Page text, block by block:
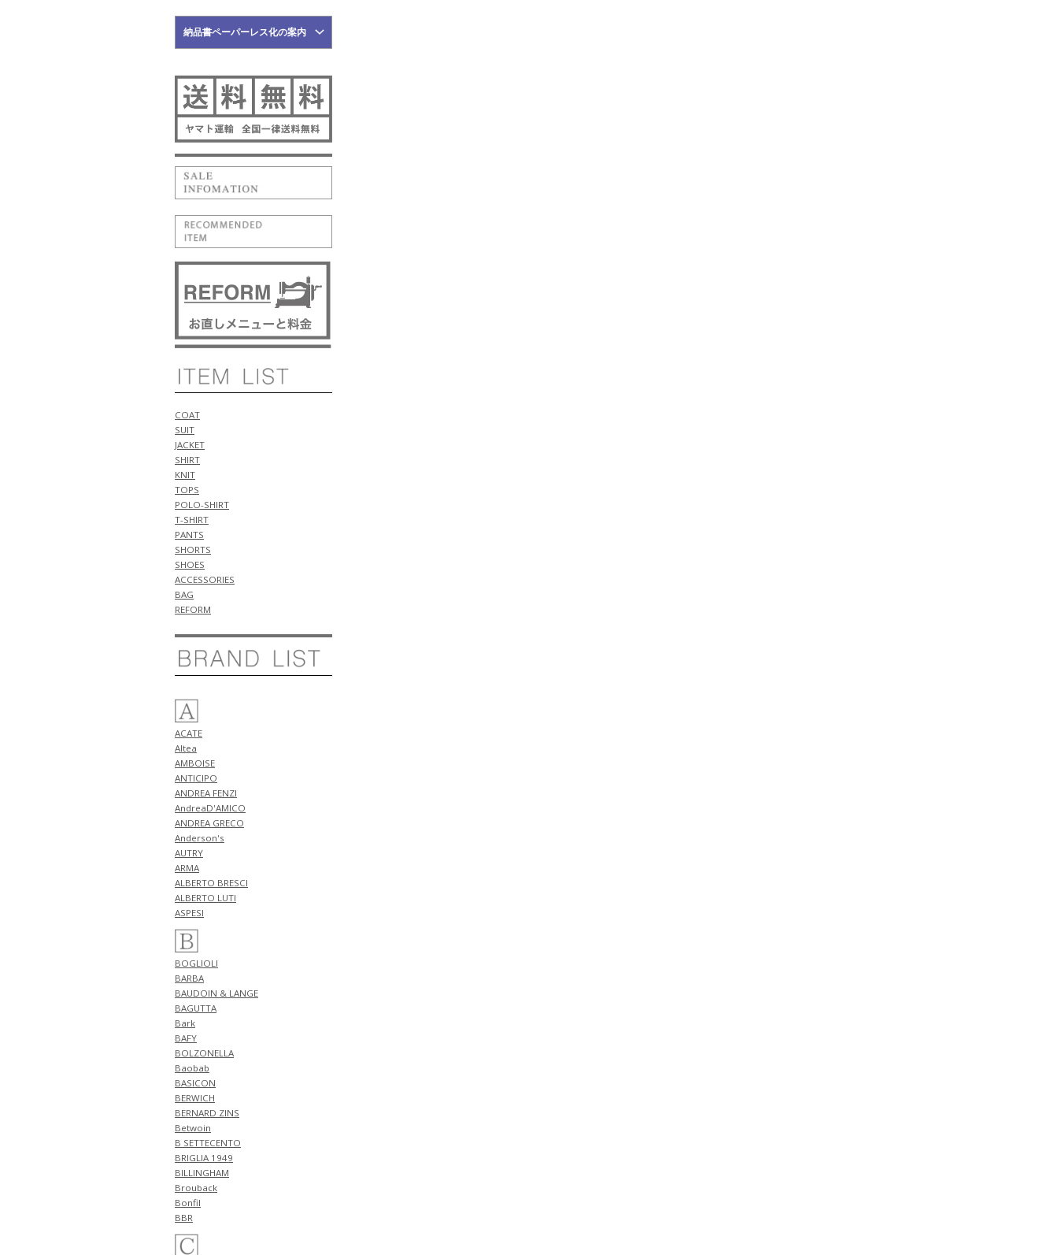
5月15日
NEW ARRIVALS 2026 "BRIGLIA
1949" 新作 アイテム 計1型 入荷!!
1型 入荷!!
5月14日
NEW ARRIVALS 2026 "PT
TORINO" 新作 アイテム 計2型 入
荷!!
NEW ARRIVALS 2026 "BERWICH"
新作 アイテム 計1型 入荷!!
5月11日
新作 アイテム 計1型 入荷!!
NEW ARRIVALS 2026 "luccicare
ORIGINAL" 新作 アイテム 計1型
入荷!!
NEW ARRIVALS 2026 "ALBERTO
BRESCI" 新作 アイテム 計2型 入
5月10日
NEW ARRIVALS 2026 "Cruciani"
NEW ARRIVALS 2026 "ANTICIPO"
新作 アイテム 計2型 入荷!!
NEW ARRIVALS 2026 "FIGARET"
新作 アイテム 計2型 入荷!!
5月6日
NEW ARRIVALS 2026 "ANTICIPO"
新作 アイテム 計3型 入荷!!
5月5日
NEW ARRIVALS 2026 "HENRO"
新作 アイテム 計3型 入荷!!
5月4日
NEW ARRIVALS 2026 "giannetto"
新作 アイテム 計2型 入荷!!
5月3日
NEW ARRIVALS 2026
5月2日
NEW ARRIVALS 2026 "Tintoria
荷!!
NEW ARRIVALS 2026 "ANTICIPO"
新作 アイテム 計2型 入荷!!
5月1日
NEW ARRIVALS 2026 "BERWICH"
新作 アイテム 計2型 入荷!!
NEW ARRIVALS 2026 "GUY
ROVER" 新作 アイテム 計1型 入
荷!!
4月30日
NEW ARRIVALS 2026 "FILIPPO DE
LAURENTIIS" 新作 アイテム 計3
型 入荷!!
4月27日
作 アイテム 計2型 入荷!!
NEW ARRIVALS 2026
"TAGLIATORE" 新作 アイテム 計
1型 入荷!!
NEW ARRIVALS 2026 "giannetto"
新作 アイテム 計1型 入荷!!
4月26日
NEW ARRIVALS 2026
"GRANSASSO" 新作 アイテム 計3
型 入荷!!
4月25日
NEW ARRIVALS 2026
"FERRANTE" 新作 アイテム 計2型
入荷!!
NEW ARRIVALS 2026
"giabsarchivio" 新作 アイテム 計
2型 入荷!!
4月24日
NEW ARRIVALS 2026 "FILIPPO DE
型 入荷!!
納品書ペーパーレス化の案内
COAT
SUIT
JACKET
SHIRT
KNIT
TOPS
POLO-SHIRT
T-SHIRT
PANTS
SHORTS
SHOES
ACCESSORIES
BAG
REFORM
ACATE
Altea
AMBOISE
ANTICIPO
ANDREA FENZI
AndreaD'AMICO
ANDREA GRECO
Anderson's
AUTRY
ARMA
ALBERTO BRESCI
ALBERTO LUTI
ASPESI
BOGLIOLI
BARBA
BAUDOIN & LANGE
BAGUTTA
Bark
BAFY
BOLZONELLA
Baobab
BASICON
BERWICH
BERNARD ZINS
Betwoin
B SETTECENTO
BRIGLIA 1949
BILLINGHAM
Brouback
Bonfil
BBR